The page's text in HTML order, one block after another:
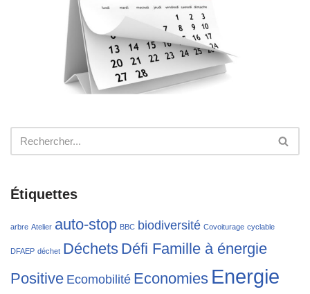
Étiquettes
arbre Atelier auto-stop BBC biodiversité Covoiturage cyclable
DFAEP déchet Déchets Défi Famille à énergie
Positive Ecomobilité Economies Energie